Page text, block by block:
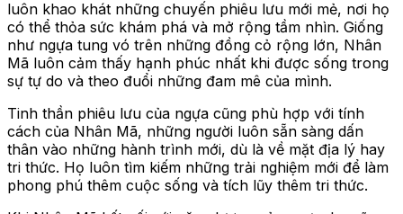
luôn khao khát những chuyến phiêu lưu mới mẻ, nơi họ
có thể thỏa sức khám phá và mở rộng tầm nhìn. Giống
như ngựa tung vó trên những đồng cỏ rộng lớn, Nhân
Mã luôn cảm thấy hạnh phúc nhất khi được sống trong
sự tự do và theo đuổi những đam mê của mình.
Tinh thần phiêu lưu của ngựa cũng phù hợp với tính
cách của Nhân Mã, những người luôn sẵn sàng dấn
thân vào những hành trình mới, dù là về mặt địa lý hay
tri thức. Họ luôn tìm kiếm những trải nghiệm mới để làm
phong phú thêm cuộc sống và tích lũy thêm tri thức.